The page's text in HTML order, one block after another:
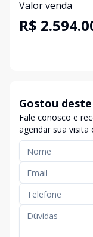
Valor venda
R$
Gostou
Fale conosco e
agendar sua visita